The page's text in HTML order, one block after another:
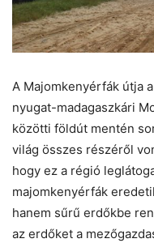
A Majomkenyérfák útja
nyugat-madagaszkári
közötti földút mentén
világ összes részéről
hogy ez a régió
majomkenyérfák
hanem sűrű erdőkbe
az erdőket a